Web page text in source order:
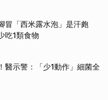
冒「西米露水泡」是汗皰
1類食物
醫示警：「少1動作」細菌全